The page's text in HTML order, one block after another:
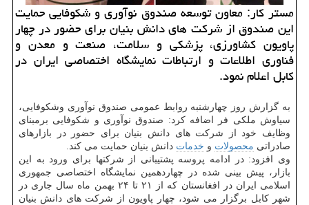
مستر کار: معاون توسعه صندوق نوآوری و شکوفایی حمایت
این صندوق از شرکت های دانش بنیان برای حضور در چهار
پاویون کشاورزی، پزشکی و سلامت، صنعت و معدن و
فناوری اطلاعات و ارتباطات نمایشگاه اختصاصی ایران در
کابل اعلام نمود.
به گزارش روز چهارشنبه روابط عمومی صندوق نوآوری وشکوفایی،
سیاوش ملکی فر اضافه کرد: صندوق نوآوری و شکوفایی برمبنای
وظایف خود از شرکت های دانش بنیان برای حضور در بازارهای
صادراتی محصولات و خدمات دانش بنیان حمایت می کند.
وی افزود: در ادامه پروسه پشتیبانی از شرکتها برای ورود به این
بازار، پیش بینی شده در چهاردهمین نمایشگاه اختصاصی جمهوری
اسلامی ایران در افغانستان که از ۲۱ تا ۲۴ بهمن ماه سال جاری در
شهر کابل برگزار می شود، چهار پاویون از شرکت های دانش بنیان